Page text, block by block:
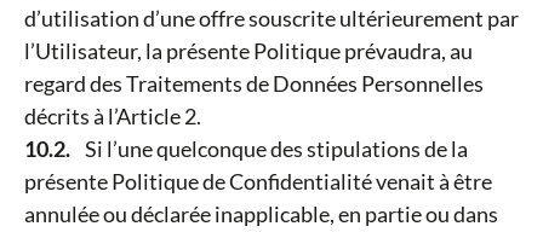
d’utilisation d’une offre souscrite ultérieurement par
l’Utilisateur, la présente Politique prévaudra, au
regard des Traitements de Données Personnelles
décrits à l’Article 2.
10.2. Si l’une quelconque des stipulations de la
présente Politique de Confidentialité venait à être
annulée ou déclarée inapplicable, en partie ou dans